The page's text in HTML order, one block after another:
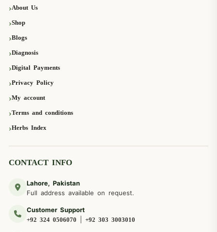
About Us
Shop
Blogs
Diagnosis
Digital Payments
Privacy Policy
My account
Terms and conditions
Herbs Index
CONTACT INFO
Lahore, Pakistan
Full address available on request.
Customer Support
+92 324 0506070 +92 303 3003010